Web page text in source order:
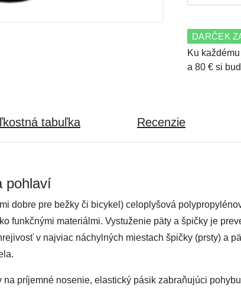
DARČEK
Ku
a 80 € si
tabuľka Recenzie
pohlaví
dobre pre bežky či bicykel) celoplyšová
funkčnými materiálmi. Vystuženie päty a špičky je
v najviac náchylných miestach špičky (prsty) a
príjemné nosenie, elastický pásik zabraňujúci